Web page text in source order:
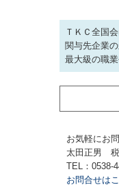
ＴＫＣ全国
関与先企業
最大級の職業
お気軽にお
太田正男
TEL：0538-
お問合せは